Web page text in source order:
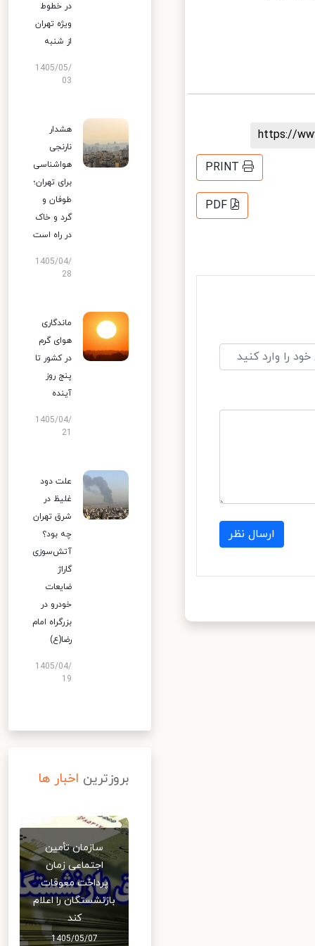
https://
PRINT
PDF
ارسال نظر
در خطوط
ویژه تهران
از شنبه
1405/05/
03
هشدار
نارنجی
هواشناسی
برای تهران؛
طوفان و
گرد و خاک
در راه است
1405/04/
28
ماندگاری
هوای گرم
در کشور تا
پنج روز
آینده
1405/04/
علت دود
غلیظ در
شرق تهران
چه بود؟
آتش‌سوزی
گاراژ
ضایعات
خودرو در
بزرگراه امام
رضا(ع)
1405/04/
19
بروزترین اخبار ها
سازمان تأمین
اجتماعی زمان
پرداخت معوقات
بازنشستگان را اعلام
کند
1405/05/07